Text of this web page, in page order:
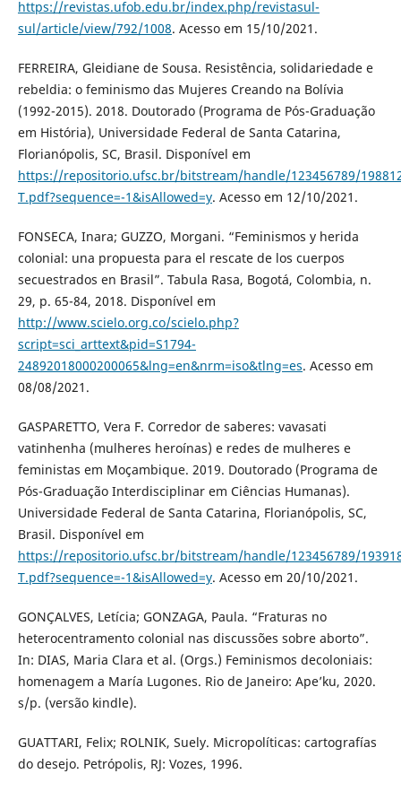
https://revistas.ufob.edu.br/index.php/revistasul-
sul/article/view/792/1008. Acesso em 15/10/2021.
FERREIRA, Gleidiane de Sousa. Resistência, solidariedade e
rebeldia: o feminismo das Mujeres Creando na Bolívia
(1992-2015). 2018. Doutorado (Programa de Pós-Graduação
em História), Universidade Federal de Santa Catarina,
Florianópolis, SC, Brasil. Disponível em
https://repositorio.ufsc.br/bitstream/handle/123456789/
T.pdf?sequence=-1&isAllowed=y. Acesso em 12/10/2021.
FONSECA, Inara; GUZZO, Morgani. “Feminismos y herida
colonial: una propuesta para el rescate de los cuerpos
secuestrados en Brasil”. Tabula Rasa, Bogotá, Colombia, n.
29, p. 65-84, 2018. Disponível em
http://www.scielo.org.co/scielo.php?
script=sci_arttext&pid=S1794-
24892018000200065&lng=en&nrm=iso&tlng=es. Acesso em
08/08/2021.
GASPARETTO, Vera F. Corredor de saberes: vavasati
vatinhenha (mulheres heroínas) e redes de mulheres e
feministas em Moçambique. 2019. Doutorado (Programa de
Pós-Graduação Interdisciplinar em Ciências Humanas).
Universidade Federal de Santa Catarina, Florianópolis, SC,
Brasil. Disponível em
https://repositorio.ufsc.br/bitstream/handle/123456789/
T.pdf?sequence=-1&isAllowed=y. Acesso em 20/10/2021.
GONÇALVES, Letícia; GONZAGA, Paula. “Fraturas no
heterocentramento colonial nas discussões sobre aborto”.
In: DIAS, Maria Clara et al. (Orgs.) Feminismos decoloniais:
homenagem a María Lugones. Rio de Janeiro: Ape’ku, 2020.
s/p. (versão kindle).
GUATTARI, Felix; ROLNIK, Suely. Micropolíticas: cartografías
do desejo. Petrópolis, RJ: Vozes, 1996.